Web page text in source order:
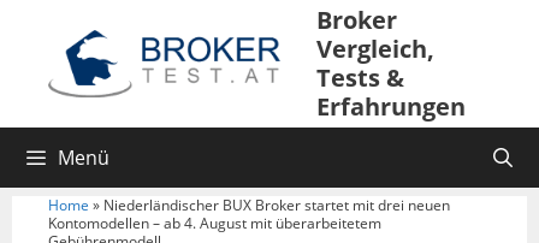
Broker
Vergleich,
Tests &
Erfahrungen
Menü
Home » Niederländischer BUX Broker startet mit drei neuen
Kontomodellen – ab 4. August mit überarbeitetem